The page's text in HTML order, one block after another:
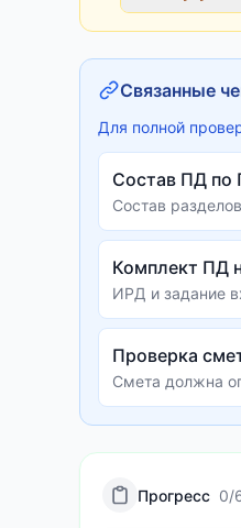
Связанные
Для полной
Состав ПД по
Состав
Комплект ПД
ИРД и задание
Проверка
Смета должна
Прогресс 0/